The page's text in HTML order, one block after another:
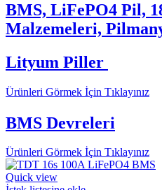
BMS, LiFePO4 Pil,
Malzemeleri,
Lityum Piller
Ürünleri Görmek İçin Tıklayınız
BMS Devreleri
Ürünleri Görmek İçin Tıklayınız
Quick view